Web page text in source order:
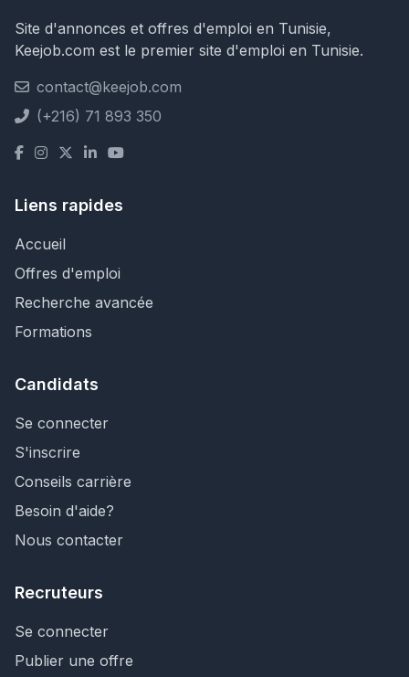
Site d'annonces et offres d'emploi en Tunisie,
Keejob.com est le premier site d'emploi en Tunisie.
contact@keejob.com
(+216) 71 893 350
Liens rapides
Accueil
Offres d'emploi
Recherche avancée
Formations
Candidats
Se connecter
S'inscrire
Conseils carrière
Besoin d'aide?
Nous contacter
Recruteurs
Se connecter
Publier une offre